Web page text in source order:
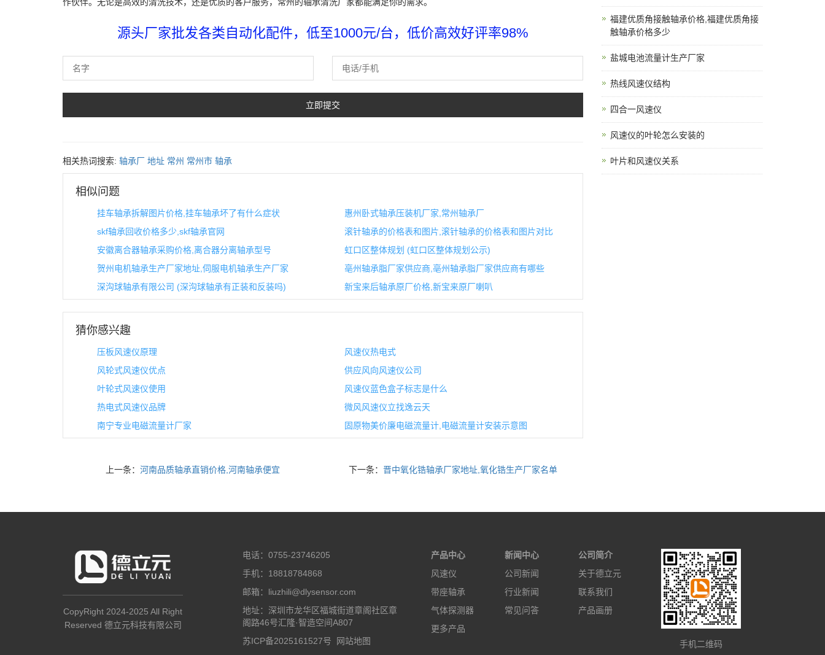
源头厂家批发各类自动化配件，低至1000元/台，低价高效好评率98%
相关热词搜索: 轴承厂 地址 常州 常州市 轴承
相似问题
挂车轴承拆解图片价格,挂车轴承坏了有什么症状
惠州卧式轴承压装机厂家,常州轴承厂
skf轴承回收价格多少,skf轴承官网
滚针轴承的价格表和图片,滚针轴承的价格表和图片对比
安徽离合器轴承采购价格,离合器分离轴承型号
虹口区整体规划 (虹口区整体规划公示)
贺州电机轴承生产厂家地址,伺服电机轴承生产厂家
亳州轴承脂厂家供应商,亳州轴承脂厂家供应商有哪些
深沟球轴承有限公司 (深沟球轴承有正装和反装吗)
新宝来后轴承原厂价格,新宝来原厂喇叭
猜你感兴趣
压板风速仪原理
风速仪热电式
风轮式风速仪优点
供应风向风速仪公司
叶轮式风速仪使用
风速仪蓝色盒子标志是什么
热电式风速仪品牌
微风风速仪立找逸云天
南宁专业电磁流量计厂家
固原物美价廉电磁流量计,电磁流量计安装示意图
上一条： 河南品质轴承直销价格,河南轴承便宜 下一条： 晋中氧化锆轴承厂家地址,氧化锆生产厂家名单
福建优质角接触轴承价格,福建优质角接
触轴承价格多少
盐城电池流量计生产厂家
热线风速仪结构
四合一风速仪
风速仪的叶轮怎么安装的
叶片和风速仪关系
CopyRight 2024-2025 All Right
Reserved 德立元科技有限公司
电话：0755-23746205
手机：18818784868
邮箱：liuzhili@dlysensor.com
地址：深圳市龙华区福城街道章阁社区章
阁路46号汇隆·智造空间A807
苏ICP备2025161527号
网站地图
产品中心
风速仪
带座轴承
气体探测器
更多产品
新闻中心
公司新闻
行业新闻
常见问答
公司简介
关于德立元
联系我们
产品画册
手机二维码